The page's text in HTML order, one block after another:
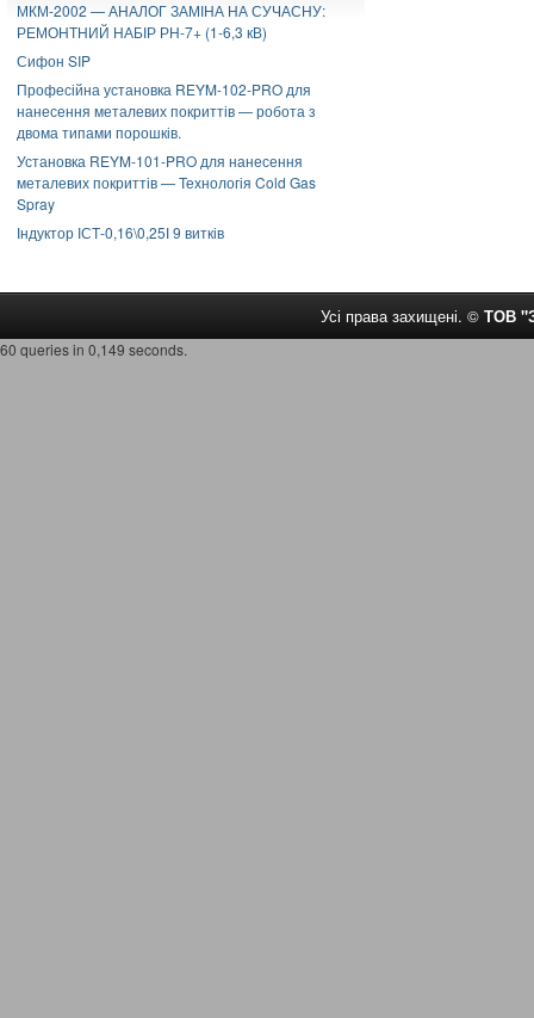
МКМ-2002 — АНАЛОГ ЗАМІНА НА СУЧАСНУ:
РЕМОНТНИЙ НАБІР РН-7+ (1-6,3 кВ)
Сифон SIP
Професійна установка REYM-102-PRO для
нанесення металевих покриттів — робота з
двома типами порошків.
Установка REYM-101-PRO для нанесення
металевих покриттів — Технологія Cold Gas
Spray
Індуктор ІСТ-0,16\0,25І 9 витків
Усі права захищені. © ТОВ
60 queries in 0,149 seconds.